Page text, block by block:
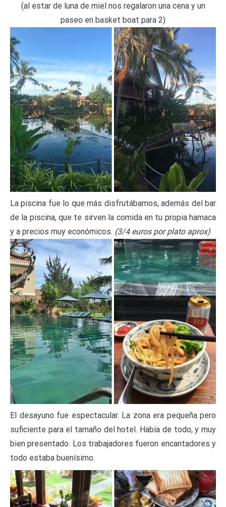
(al estar de luna de miel nos regalaron una cena y un
paseo en basket boat para 2)
La piscina fue lo que más disfrutábamos, además del bar
de la piscina, que te sirven la comida en tu propia hamaca
y a precios muy económicos. (3/4 euros por plato aprox)
El desayuno fue espectacular. La zona era pequeña pero
suficiente para el tamaño del hotel. Había de todo, y muy
bien presentado. Los trabajadores fueron encantadores y
todo estaba buenísimo.